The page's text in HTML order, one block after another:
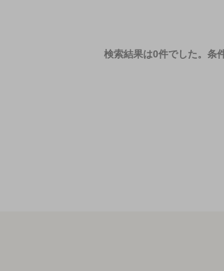
検索結果は0件でした。 条